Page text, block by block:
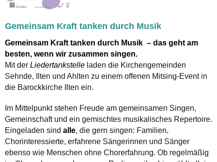
Gemeinsam Kraft tanken durch Musik
Gemeinsam Kraft tanken durch Musik – das geht am
besten, wenn wir zusammen singen.
Mit der Liedertankstelle laden die Kirchengemeinden
Sehnde, Ilten und Ahlten zu einem offenen Mitsing-Event in
die Barockkirche Ilten ein.
Im Mittelpunkt stehen Freude am gemeinsamen Singen,
Gemeinschaft und ein gemischtes musikalisches Repertoire.
Eingeladen sind alle, die gern singen: Familien,
Chorinteressierte, erfahrene Sängerinnen und Sänger
ebenso wie Menschen ohne Chorerfahrung. Ob regelmäßig